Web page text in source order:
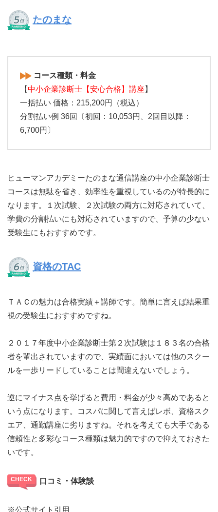
たのまな
コース種類・料金
【中小企業診断士【安心合格】講座 】
一括払い 価格：215,200円（税込）
分割払い例 36回〔初回：10,053円、2回目以降：
6,700円〕
ヒューマンアカデミーたのまな通信講座の中小企業診断士
コースは無駄を省き、効率性を重視しているのが特長的に
なります。１次試験、２次試験の両方に対応されていて、
学費の分割払いにも対応されていますので、予算の少ない
受験生にもおすすめです。
資格のTAC
ＴＡＣの魅力は合格実績＋講師です。簡単に言えば結果重
視の受験生におすすめですね。
２０１７年度中小企業診断士第２次試験は１８３名の合格
者を輩出されていますので、実績面においては他のスクー
ルを一歩リードしていることは間違えないでしょう。
逆にマイナス点を挙げると費用・料金が少々高めであると
いう点になります。コスパに関して言えばレボ、資格スク
エア、通勤講座に劣りますね。それを考えても大手である
信頼性と多彩なコース種類は魅力的ですので抑えておきた
いです。
口コミ・体験談
※公式サイト引用